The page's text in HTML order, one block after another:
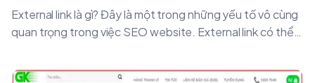
External link là gì? Đây là một trong những yếu tố vô cùng
quan trọng trong việc SEO website. External link có thể